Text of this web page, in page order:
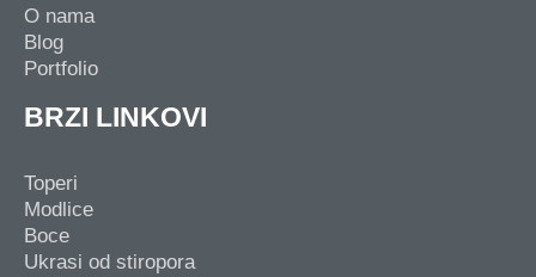
O nama
Blog
Portfolio
BRZI LINKOVI
Toperi
Modlice
Boce
Ukrasi od stiropora